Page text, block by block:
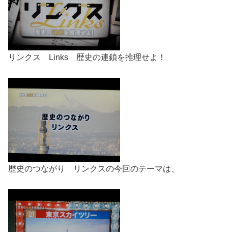
リンクス Links 歴史の連鎖を推理せよ！
歴史のつながり リンクスの今回のテーマは、